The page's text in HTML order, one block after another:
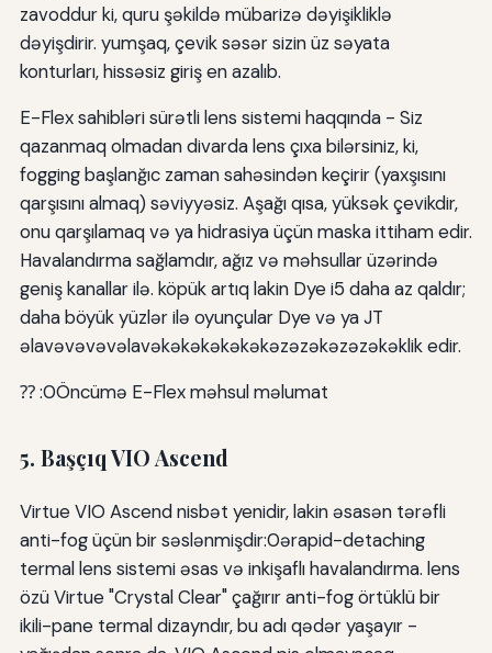
zavoddur ki, quru şəkildə mübarizə dəyişikliklə
dəyişdirir. yumşaq, çevik səsər sizin üz səyata
konturları, hissəsiz giriş en azalıb.
E-Flex sahibləri sürətli lens sistemi haqqında - Siz
qazanmaq olmadan divarda lens çıxa bilərsiniz, ki,
fogging başlanğıc zaman sahəsindən keçirir (yaxşısını
qarşısını almaq) səviyyəsiz. Aşağı qısa, yüksək çevikdir,
onu qarşılamaq və ya hidrasiya üçün maska ittiham edir.
Havalandırma sağlamdır, ağız və məhsullar üzərində
geniş kanallar ilə. köpük artıq lakin Dye i5 daha az qaldır;
daha böyük yüzlər ilə oyunçular Dye və ya JT
əlavəvəvəvəlavəkəkəkəkəkəkəzəzəkəzəzəkəklik edir.
⁇ :0Öncümə E-Flex məhsul məlumat
5. Başçıq VIO Ascend
Virtue VIO Ascend nisbət yenidir, lakin əsasən tərəfli
anti-fog üçün bir səslənmişdir:0ərapid-detaching
termal lens sistemi əsas və inkişaflı havalandırma. lens
özü Virtue "Crystal Clear" çağırır anti-fog örtüklü bir
ikili-pane termal dizayndır, bu adı qədər yaşayır -